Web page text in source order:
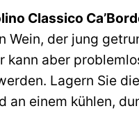
Classico
Wein, der jung
kann aber
Lagern Sie die
an einem kühlen,